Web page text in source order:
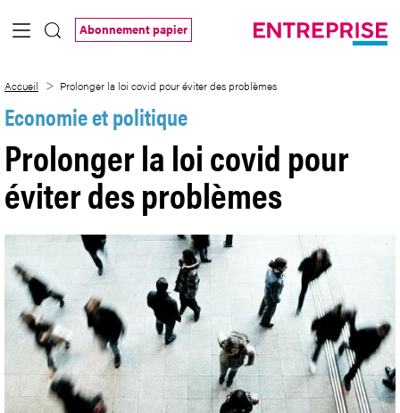
Saut au contenu principal
Abonnement papier
Accueil Prolonger la loi covid pour éviter des problèmes
Economie et politique
Prolonger la loi covid pour
éviter des problèmes